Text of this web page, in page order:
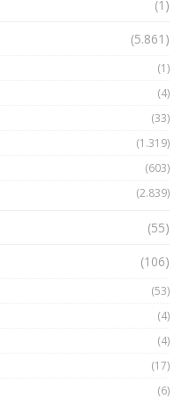
(1)
(5.861)
(1)
(4)
(33)
(1.319)
(603)
(2.839)
(55)
(106)
(53)
(4)
(4)
(17)
(6)